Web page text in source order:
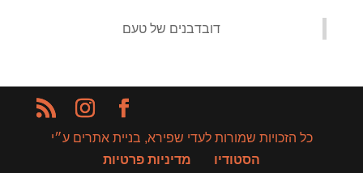
‏דובדבנים של טעם‏
כל הזכויות שמורות לעדי שפירא, בניית אתרים ע״י
הסטודיו
מדיניות פרטיות